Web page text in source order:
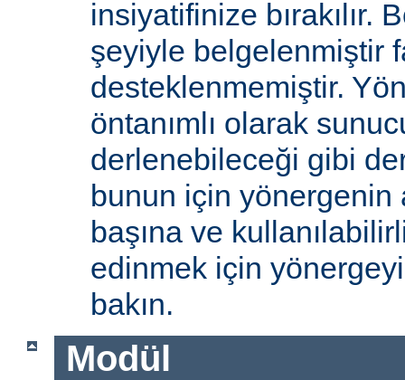
insiyatifinize bırakılır.
şeyiyle belgelenmiştir
desteklenmemiştir.
öntanımlı olarak
derlenebileceği gibi
bunun için yönergenin
başına ve
edinmek için
bakın.
Modül